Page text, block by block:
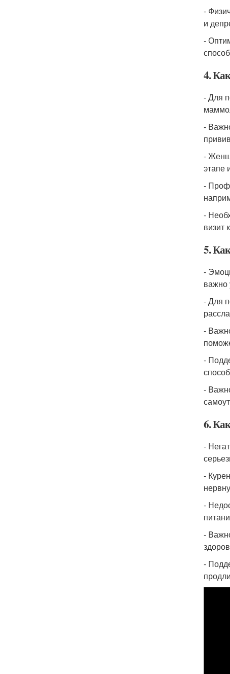
-
и
-
4.
- Для
-
-
этапе
-
-
визит
5.
-
важно
- Для
-
-
-
6.
-
-
-
-
-